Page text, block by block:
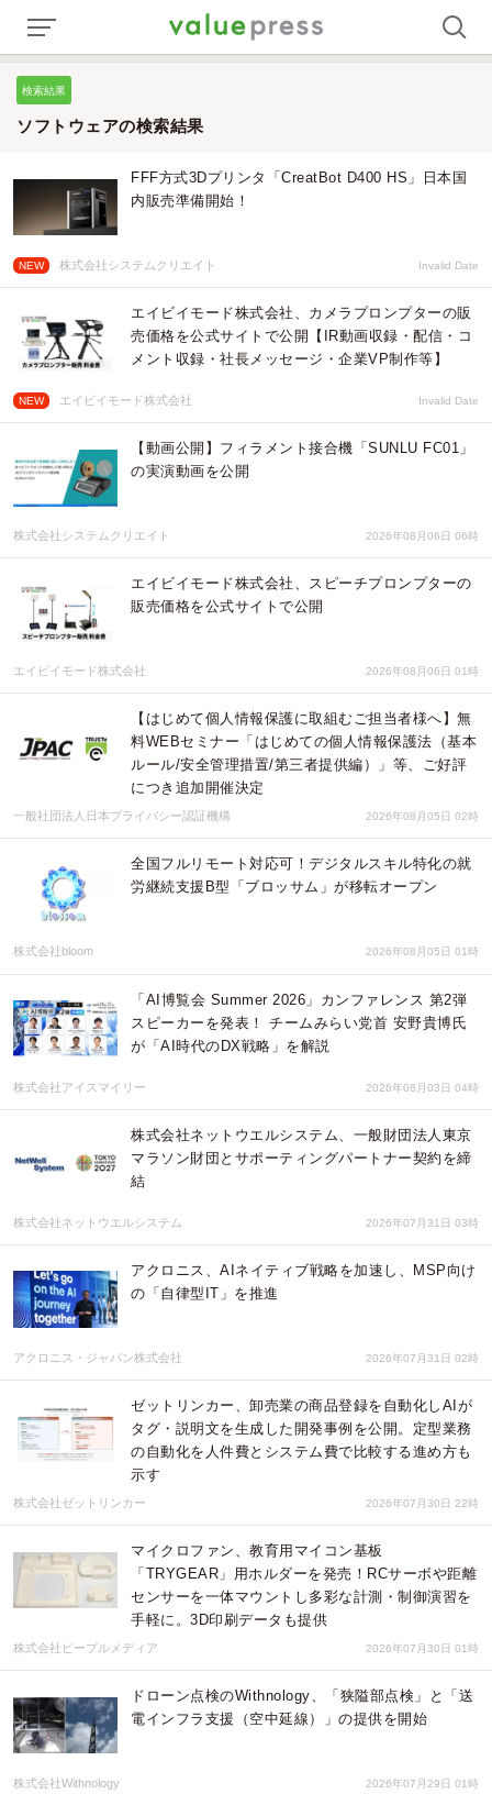
検索結果
ソフトウェアの検索結果
FFF方式3Dプリンタ「CreatBot D400 HS」日本国
内販売準備開始！
NEW 株式会社システムクリエイト Invalid Date
エイビイモード株式会社、カメラプロンプターの販
売価格を公式サイトで公開【IR動画収録・配信・コ
メント収録・社長メッセージ・企業VP制作等】
NEW エイビイモード株式会社 Invalid Date
【動画公開】フィラメント接合機「SUNLU FC01」
の実演動画を公開
株式会社システムクリエイト 2026年08月06日 06時
エイビイモード株式会社、スピーチプロンプターの
販売価格を公式サイトで公開
エイビイモード株式会社 2026年08月06日 01時
【はじめて個人情報保護に取組むご担当者様へ】無
料WEBセミナー「はじめての個人情報保護法（基本
ルール/安全管理措置/第三者提供編）」等、ご好評
につき追加開催決定
一般社団法人日本プライバシー認証機構 2026年08月05日 02時
全国フルリモート対応可！デジタルスキル特化の就
労継続支援B型「ブロッサム」が移転オープン
株式会社bloom 2026年08月05日 01時
「AI博覧会 Summer 2026」カンファレンス 第2弾
スピーカーを発表！ チームみらい党首 安野貴博氏
が「AI時代のDX戦略」を解説
株式会社アイスマイリー 2026年08月03日 04時
株式会社ネットウエルシステム、一般財団法人東京
マラソン財団とサポーティングパートナー契約を締
結
株式会社ネットウエルシステム 2026年07月31日 03時
アクロニス、AIネイティブ戦略を加速し、MSP向け
の「自律型IT」を推進
アクロニス・ジャパン株式会社 2026年07月31日 02時
ゼットリンカー、卸売業の商品登録を自動化しAIが
タグ・説明文を生成した開発事例を公開。定型業務
の自動化を人件費とシステム費で比較する進め方も
示す
株式会社ゼットリンカー 2026年07月30日 22時
マイクロファン、教育用マイコン基板
「TRYGEAR」用ホルダーを発売！RCサーボや距離
センサーを一体マウントし多彩な計測・制御演習を
手軽に。3D印刷データも提供
株式会社ピープルメディア 2026年07月30日 01時
ドローン点検のWithnology、「狭隘部点検」と「送
電インフラ支援（空中延線）」の提供を開始
株式会社Withnology 2026年07月29日 01時